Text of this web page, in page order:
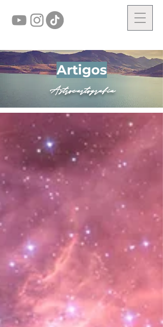
Artigos
Astrocartografia